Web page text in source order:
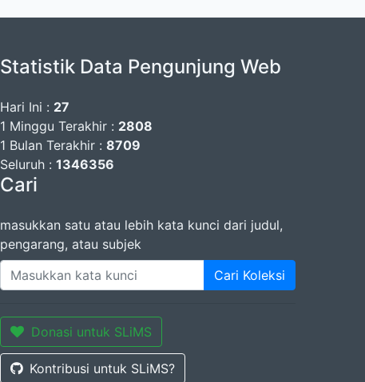
Statistik Data Pengunjung Web
Hari Ini : 27
1 Minggu Terakhir : 2808
1 Bulan Terakhir : 8709
Seluruh : 1346356
Cari
masukkan satu atau lebih kata kunci dari judul,
pengarang, atau subjek
Cari Koleksi
Donasi untuk SLiMS
Kontribusi untuk SLiMS?